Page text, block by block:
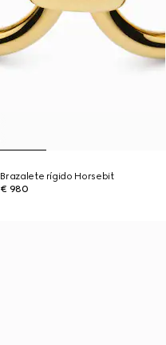
Brazalete rígido Horsebit
€ 980